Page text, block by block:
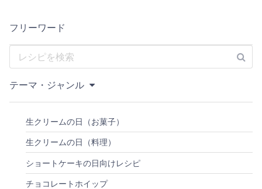
フリーワード
テーマ・ジャンル
生クリームの日（お菓子）
生クリームの日（料理）
ショートケーキの日向けレシピ
チョコレートホイップ